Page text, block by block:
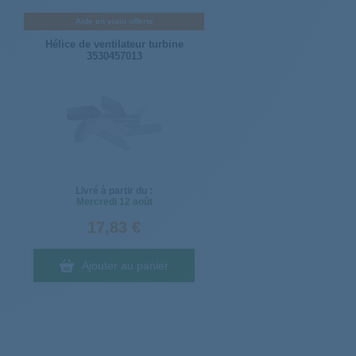
Aide en visio offerte
Hélice de ventilateur turbine
3530457013
Mercredi
12 août
17,83 €
Ajouter au panier